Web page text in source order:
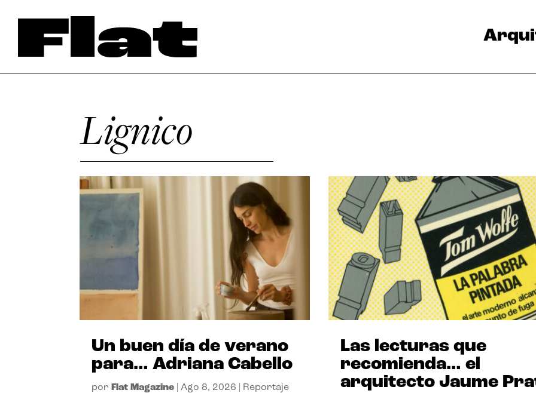
Lignico
Un buen día de verano
para… Adriana Cabello
por Flat Magazine |Ago 8, 2026 Reportaje
Las lecturas que
recomienda… el
arquitecto Jaume